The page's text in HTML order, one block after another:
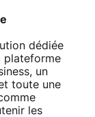
dédiée
plateforme
un
toute une
les